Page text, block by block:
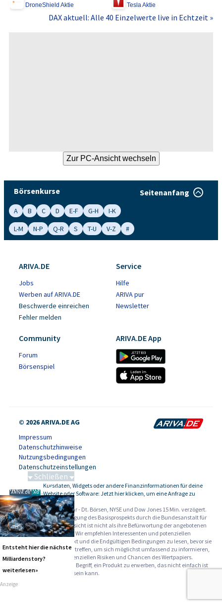
DroneShield Aktie Tesla Aktie
DAX aktuell: Alle 40 Einzelwerte live in Echtzeit »
Börsenkurse Seitenanfang
A B C D E-F G-H
I-K
L-M
N-P Q-R S T-U V-Z #
ARIVA.DE
Jobs
Werben auf ARIVA.DE
Beschwerde einreichen
Fehler melden
Service
Hilfe
ARIVA pur
Newsletter
Community
Forum
Börsenspiel
ARIVA.DE App
© 2026 ARIVA.DE AG
Impressum
Datenschutzhinweise
Nutzungsbedingungen
Datenschutzeinstellungen
-
Kursdaten, Widgets oder andere Finanzinformationen für deine
Website oder Software: Jetzt hier klicken, um eine Anfrage zu
stellen.
Alle Angaben ohne Gewähr - Dt. Börsen, NYSE und Dow Jones 15 Min. verzögert.
Werbehinweise:Die Billigung des Basisprospekts durch die Bundesanstalt für
Finanzdienstleistungsaufsicht ist nicht als ihre Befürwortung der angebotenen
Wertpapiere zu verstehen. Wir empfehlen Interessenten und potenziellen
Anlegern den Basisprospekt und die Endgültigen Bedingungen zu lesen, bevor sie
eine Anlageentscheidung treffen, um sich möglichst umfassend zu informieren,
insbesondere über die potenziellen Risiken und Chancen des Wertpapiers.
Warnhinweise: Sie sind im Begriff, ein Produkt zu erwerben, das nicht einfach ist
und schwer zu verstehen sein kann.
Schließen
Schwere Seltene Erden
Entsteht hier die nächste
Milliardenstory?
weiterlesen»
Anzeige